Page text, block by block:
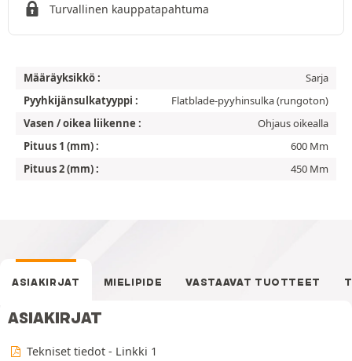
Turvallinen kauppatapahtuma
Määräyksikkö :
Sarja
Pyyhkijänsulkatyyppi :
Flatblade-pyyhinsulka (rungoton)
Vasen / oikea liikenne :
Ohjaus oikealla
Pituus 1 (mm) :
600 Mm
Pituus 2 (mm) :
450 Mm
ASIAKIRJAT MIELIPIDE VASTAAVAT TUOTTEET
ASIAKIRJAT
Tekniset tiedot - Linkki 1